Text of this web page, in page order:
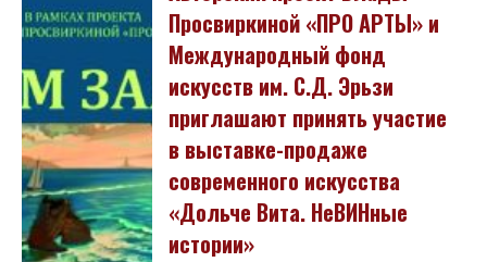
Просвиркиной «ПРО АРТЫ» и
Международный фонд
искусств им. С.Д. Эрьзи
приглашают принять участие
в выставке-продаже
современного искусства
«Дольче Вита. НеВИНные
истории»